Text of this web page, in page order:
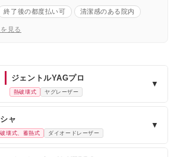
終了後の都度払い可 清潔感のある院内
見る
ジェントルYAGプロ
熱破壊式 ヤグレーザー
▼
ャ
壊式、蓄熱式 ダイオードレーザー
▼